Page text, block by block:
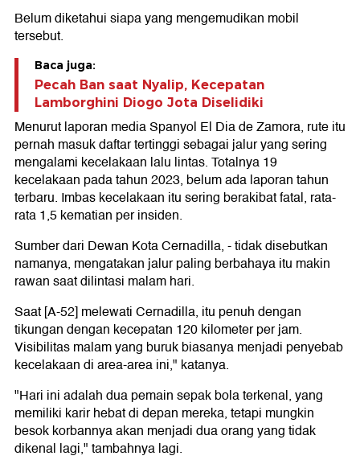
Belum diketahui siapa yang mengemudikan mobil
tersebut.
Baca juga:
Pecah Ban saat Nyalip, Kecepatan
Lamborghini Diogo Jota Diselidiki
Menurut laporan media Spanyol El Dia de Zamora, rute itu
pernah masuk daftar tertinggi sebagai jalur yang sering
mengalami kecelakaan lalu lintas. Totalnya 19
kecelakaan pada tahun 2023, belum ada laporan tahun
terbaru. Imbas kecelakaan itu sering berakibat fatal, rata-
rata 1,5 kematian per insiden.
Sumber dari Dewan Kota Cernadilla, - tidak disebutkan
namanya, mengatakan jalur paling berbahaya itu makin
rawan saat dilintasi malam hari.
Saat [A-52] melewati Cernadilla, itu penuh dengan
tikungan dengan kecepatan 120 kilometer per jam.
Visibilitas malam yang buruk biasanya menjadi penyebab
kecelakaan di area-area ini," katanya.
"Hari ini adalah dua pemain sepak bola terkenal, yang
memiliki karir hebat di depan mereka, tetapi mungkin
besok korbannya akan menjadi dua orang yang tidak
dikenal lagi," tambahnya lagi.